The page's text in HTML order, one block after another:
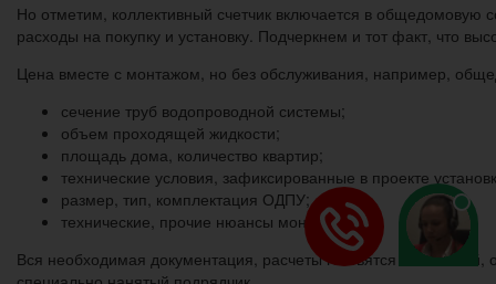
Но отметим, коллективный счетчик включается в общедомовую
расходы на покупку и установку. Подчеркнем и тот факт, что
Цена вместе с монтажом, но без обслуживания, например,
сечение труб водопроводной системы;
объем проходящей жидкости;
площадь дома, количество квартир;
технические условия, зафиксированные в проекте
размер, тип, комплектация ОДПУ;
технические, прочие нюансы монтажа.
Вся необходимая документация, расчеты готовятся